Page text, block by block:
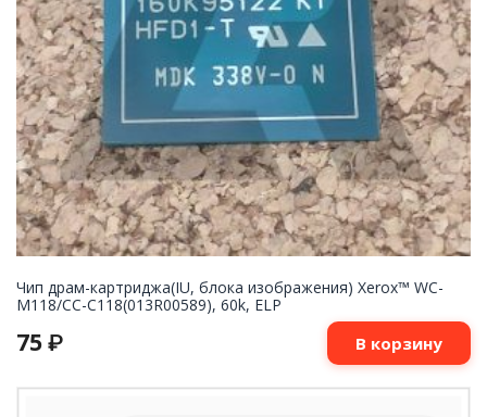
Чип драм-картриджа(IU, блока изображения) Xerox™ WC-
M118/СС-С118(013R00589), 60k, ELP
75 ₽ В корзину